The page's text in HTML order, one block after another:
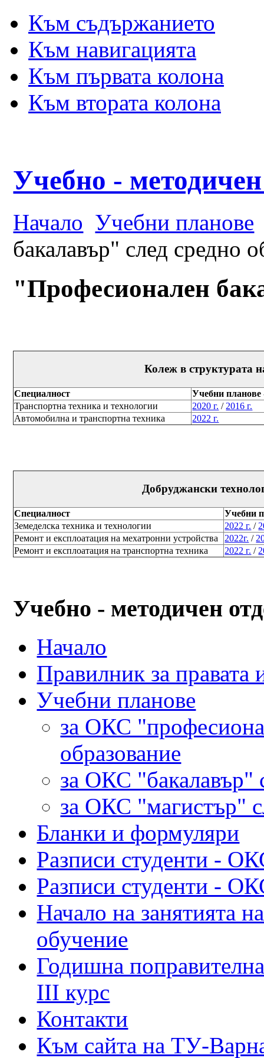
Към съдържанието
Към навигацията
Към първата колона
Към втората колона
Учебно -
Начало Учебни планове
бакалавър" след средно
"Професионален
Колеж в структурата
Специалност
Учебни планове
Транспортна техника и технологии
2020 г. / 2016 г.
Автомобилна и транспортна техника
2022 г.
Добруджански
Специалност
Учебни
Земеделска техника и технологии
2022 г. /
Ремонт и експлоатация на мехатронни устройства
2022г. /
Ремонт и експлоатация на транспортна техника
2022 г. /
Учебно - методичен
Начало
Правилник за правата
Учебни планове
за ОКС
образование
за ОКС "бакалавър"
за ОКС "магистър"
Бланки и формуляри
Разписи студенти -
Разписи студенти -
Начало на занятията
обучение
Годишна
III курс
Контакти
Към сайта на ТУ-